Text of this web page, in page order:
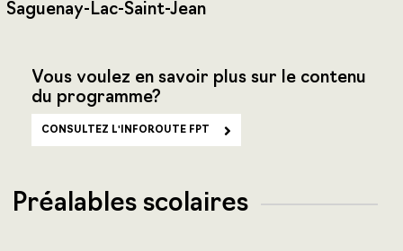
Saguenay-Lac-Saint-Jean
Vous voulez en savoir plus sur le contenu
du programme?
CONSULTEZ L'INFOROUTE FPT
Préalables scolaires